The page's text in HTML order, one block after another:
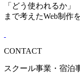
「どう使われるか」
まで考えたWeb制作
CONTACT
スクール事業・宿泊